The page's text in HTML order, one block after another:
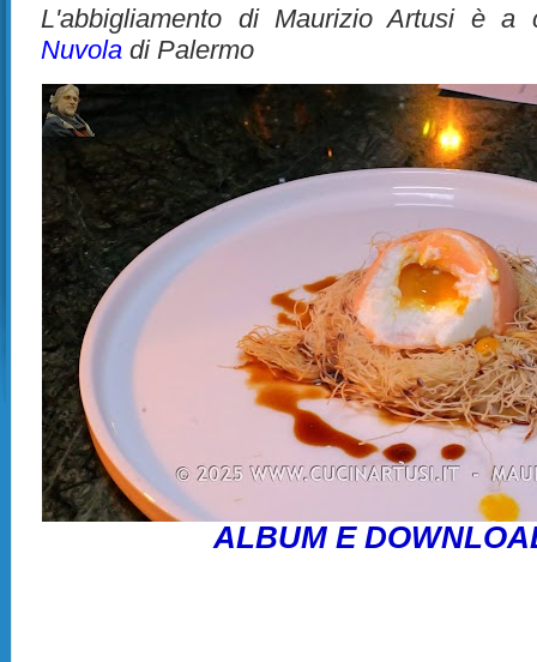
L'abbigliamento di Maurizio Artusi è
Nuvola di Palermo
ALBUM E